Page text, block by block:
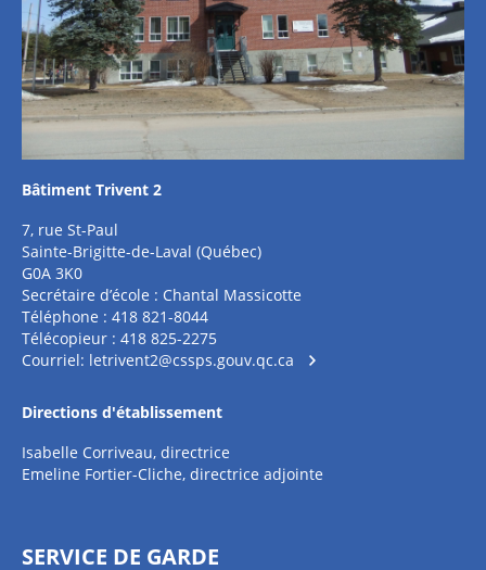
Bâtiment Trivent 2
7, rue St-Paul
Sainte-Brigitte-de-Laval (Québec)
G0A 3K0
Secrétaire d’école : Chantal Massicotte
Téléphone : 418 821-8044
Télécopieur : 418 825-2275
Courriel: letrivent2@cssps.gouv.qc.ca
Directions d'établissement
Isabelle Corriveau, directrice
Emeline Fortier-Cliche, directrice adjointe
SERVICE DE GARDE